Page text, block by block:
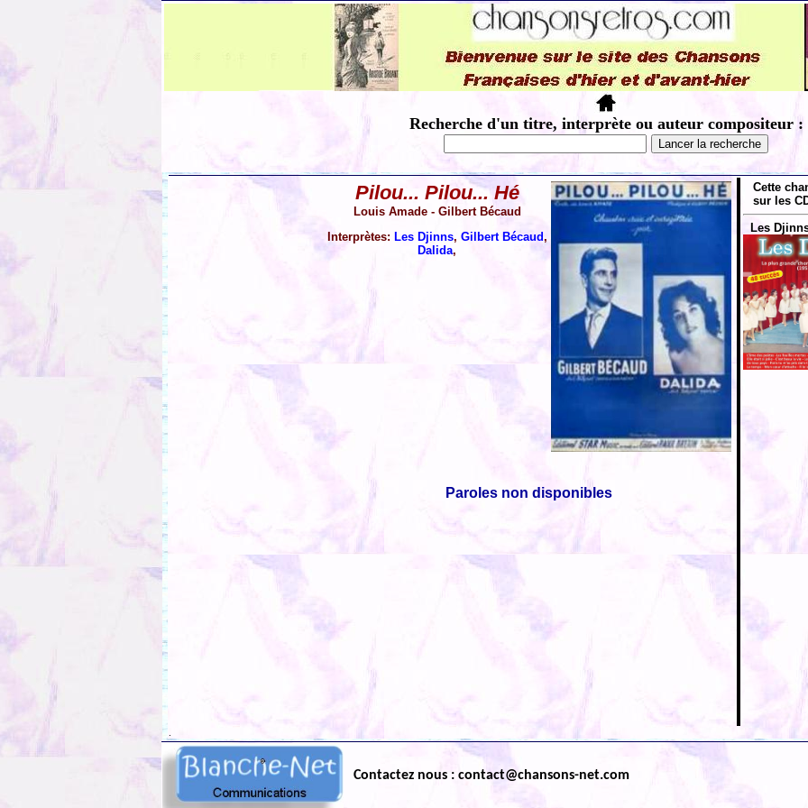
Recherche d'un titre, interprète ou auteur compositeur :
Pilou... Pilou... Hé
Louis Amade - Gilbert Bécaud
Interprètes: Les Djinns, Gilbert Bécaud,
Dalida,
Paroles non disponibles
Cette
sur les
Les
Contactez nous : contact@chansons-net.com